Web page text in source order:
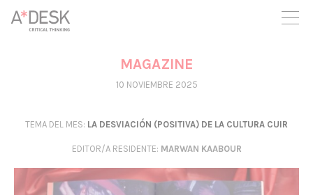
crees también en A*DESK seguimos necesitándote para poder
seguir adelante. Ahora puedes participar del proyecto y
apoyarlo.
MAGAZINE
10 NOVIEMBRE 2025
TEMA DEL MES: LA DESVIACIÓN (POSITIVA) DE LA CULTURA CUIR
EDITOR/A RESIDENTE: MARWAN KAABOUR